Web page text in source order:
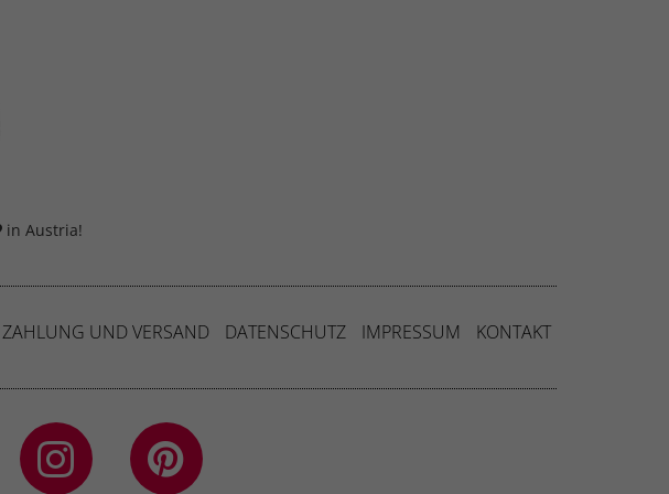
in Austria!
ZAHLUNG UND VERSAND DATENSCHUTZ IMPRESSUM KONTAKT